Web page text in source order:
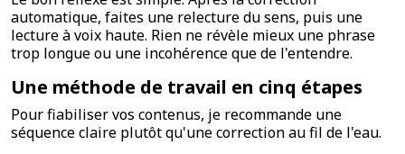
automatique, faites une relecture du sens, puis une
lecture à voix haute. Rien ne révèle mieux une phrase
trop longue ou une incohérence que de l'entendre.
Une méthode de travail en cinq étapes
Pour fiabiliser vos contenus, je recommande une
séquence claire plutôt qu'une correction au fil de l'eau.